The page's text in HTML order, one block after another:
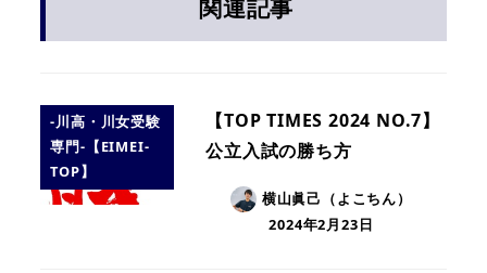
関連記事
-川高・川女受験
専門-【EIMEI-
TOP】
【TOP TIMES 2024 NO.7】
公立入試の勝ち方
横山眞己（よこちん）
2024年2月23日